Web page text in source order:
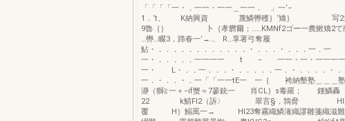
「「「「一・．一一・一一＿一一． 」一‘−
1．‘t、 K納興資 蔑鱗轡穫｝‘矯｝ 写2
9魯｛｝ 卜｛孝欝爾；……KMNf2ゴー一農鰍矯2て
…轡…畷3，蹄春一’→… R…享署弓奪履
鮎・．．．．．．．．．．．．・．．．・．．．一．一
一・．．．．．一一一一 t − 一一・一・一一一
一・ L・．．一．．．・．．．．．一．・．．．．・．
一．・．．・．一「「一一tE一 一｛ 袴納墾塾＿＿＿
瀞（獅≧一＋−if蟹＝7蓼銃一 肖CL｝s毒羅； 鍾鱗轟
22 k鯖Fl2（訴〉 翠言§，鶉脅 Hl
覆 H｝鰯罵一→ Hl23奪霧織鱗潅織謬雛箋織滋